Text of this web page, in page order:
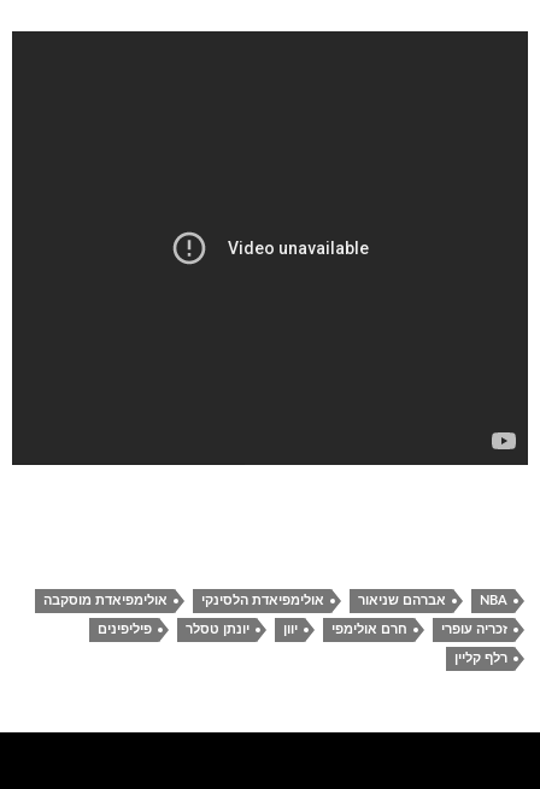
NBA אברהם שניאור אולימפיאדת הלסינקי אולימפיאדת מוסקבה
זכריה עופרי חרם אולימפי יוון יונתן טסלר פיליפינים
רלף קליין